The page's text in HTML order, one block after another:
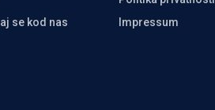
se kod nas
Impressum